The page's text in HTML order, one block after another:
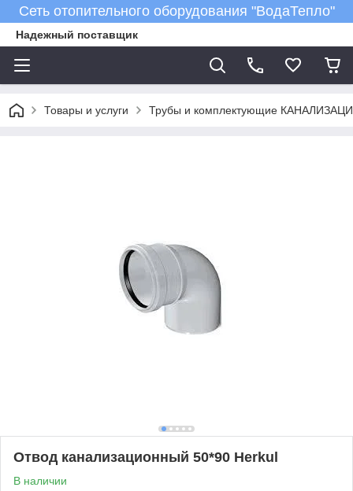
Сеть отопительного оборудования "ВодаТепло"
Надежный поставщик
Товары и услуги Трубы и комплектующие
Отвод канализационный 50*90 Herkul
В наличии